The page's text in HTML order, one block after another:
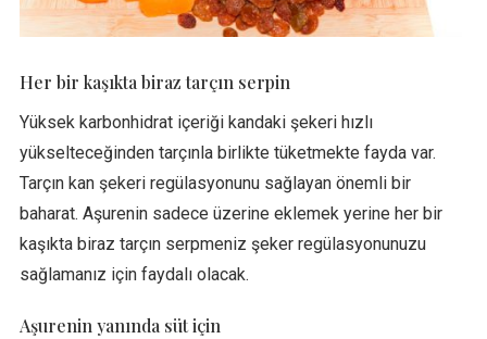
Her bir kaşıkta biraz tarçın serpin
Yüksek karbonhidrat içeriği kandaki şekeri hızlı
yükselteceğinden tarçınla birlikte tüketmekte fayda var.
Tarçın kan şekeri regülasyonunu sağlayan önemli bir
baharat. Aşurenin sadece üzerine eklemek yerine her bir
kaşıkta biraz tarçın serpmeniz şeker regülasyonunuzu
sağlamanız için faydalı olacak.
Aşurenin yanında süt için